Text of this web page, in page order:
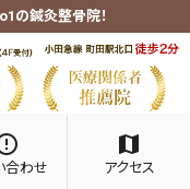
の鍼灸整骨院！
合わせ
map
アクセス